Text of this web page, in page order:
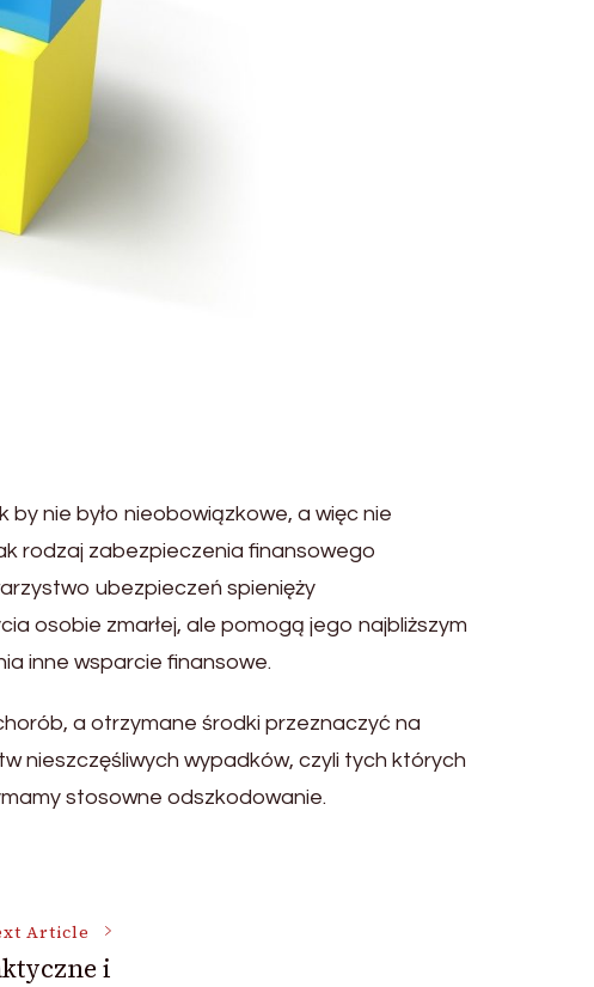
nie było nieobowiązkowe, a więc nie
rodzaj zabezpieczenia finansowego
ubezpieczeń spienięży
osobie zmarłej, ale pomogą jego najbliższym
inne wsparcie finansowe.
a otrzymane środki przeznaczyć na
nieszczęśliwych wypadków, czyli tych których
stosowne odszkodowanie.
Article
i